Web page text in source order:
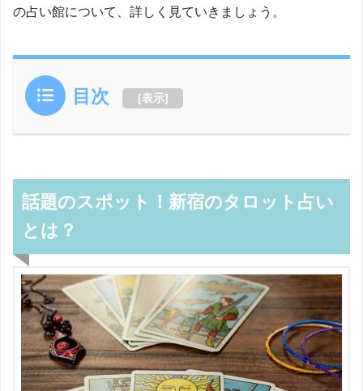
の占い館について、詳しく見ていきましょう。
目次 [表示]
話題のスポット！新宿のタロット占い
とは？